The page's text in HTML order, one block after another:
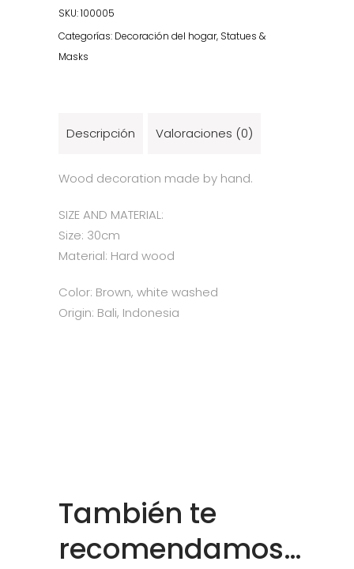
Mask
cantidad
SKU:100005
Categorías: Decoración del hogar, Statues &
Masks
Descripción Valoraciones (0)
Wood decoration made by hand.
SIZE AND MATERIAL:
Size: 30cm
Material: Hard wood
Color: Brown, white washed
Origin: Bali, Indonesia
También te
recomendamos…